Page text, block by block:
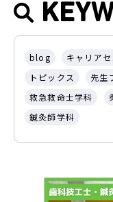
blog キャリア
トピックス
先生
救急救命士学科
鍼灸師学科